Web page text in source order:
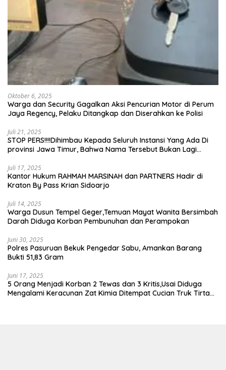
Oktober 6, 2025
Warga dan Security Gagalkan Aksi Pencurian Motor di Perum
Jaya Regency, Pelaku Ditangkap dan Diserahkan ke Polisi
Juli 21, 2025
STOP PERS!!!!Dihimbau Kepada Seluruh Instansi Yang Ada Di
provinsi Jawa Timur, Bahwa Nama Tersebut Bukan Lagi
Juli 17, 2025
Kantor Hukum RAHMAH MARSINAH dan PARTNERS Hadir di
Kraton By Pass Krian Sidoarjo
Juli 14, 2025
Warga Dusun Tempel Geger,Temuan Mayat Wanita Bersimbah
Darah Diduga Korban Pembunuhan dan Perampokan
Juni 30, 2025
Polres Pasuruan Bekuk Pengedar Sabu, Amankan Barang
Bukti 51,83 Gram
Juni 17, 2025
5 Orang Menjadi Korban 2 Tewas dan 3 Kritis,Usai Diduga
Mengalami Keracunan Zat Kimia Ditempat Cucian Truk Tirta